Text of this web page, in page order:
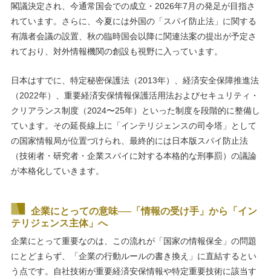
閣議決定され、今通常国会での成立・2026年7月の発足が目指さ
れています。さらに、今夏には外国の「スパイ防止法」に関する
有識者会議の設置、秋の臨時国会以降に関連法案の提出が予定さ
れており、対外情報機関の創設も視野に入っています。
日本はすでに、特定秘密保護法（2013年）、経済安全保障推進法
（2022年）、重要経済安保情報保護活用法およびセキュリティ・
クリアランス制度（2024〜25年）といった制度を段階的に整備し
ています。その延長線上に「インテリジェンスの司令塔」として
の国家情報局が位置づけられ、最終的には日本版スパイ防止法
（技術者・研究者・企業スパイに対する本格的な刑事罰）の議論
が本格化していきます。
企業にとっての意味──「情報の受け手」から「イン
テリジェンス主体」へ
企業にとって重要なのは、この流れが「国家の情報保全」の問題
にとどまらず、「企業の行動ルールの書き換え」に直結するとい
う点です。自社技術が重要経済安保情報や特定重要技術に該当す